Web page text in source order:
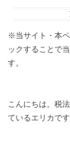
※当サイト・本
ックすることで
す。
こんにちは。税
ているエリカです